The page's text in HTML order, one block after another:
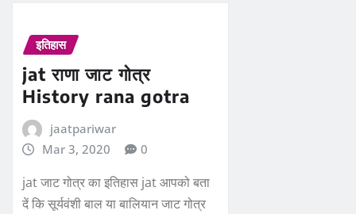
इतिहास
jat राणा जाट गोत्र
History rana gotra
jaatpariwar
Mar 3, 2020
0
jat जाट गोत्र का इतिहास jat आपको बता
दें कि सूर्यवंशी बाल या बालियान जाट गोत्र